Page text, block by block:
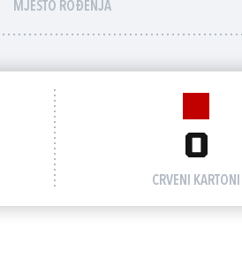
MJESTO ROĐENJA
0
CRVENI KARTONI